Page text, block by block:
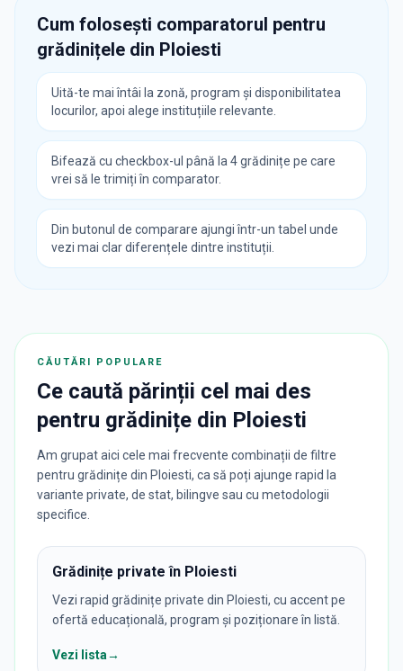
Cum folosești comparatorul pentru
grădinițele din Ploiesti
Uită-te mai întâi la zonă, program și disponibilitatea
locurilor, apoi alege instituțiile relevante.
Bifează cu checkbox-ul până la 4 grădinițe pe care
vrei să le trimiți în comparator.
Din butonul de comparare ajungi într-un tabel unde
vezi mai clar diferențele dintre instituții.
CĂUTĂRI POPULARE
Ce caută părinții cel mai des
pentru grădinițe din Ploiesti
Am grupat aici cele mai frecvente combinații de filtre
pentru grădinițe din Ploiesti, ca să poți ajunge rapid la
variante private, de stat, bilingve sau cu metodologii
specifice.
Grădinițe private în Ploiesti
Vezi rapid grădinițe private din Ploiesti, cu accent pe
ofertă educațională, program și poziționare în listă.
Vezi lista→